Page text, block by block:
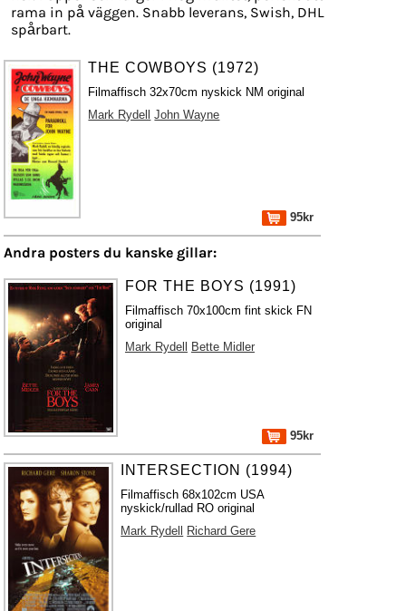
rama in på väggen. Snabb leverans, Swish, DHL
spårbart.
THE COWBOYS (1972)
Filmaffisch 32x70cm nyskick NM original
Mark Rydell
John Wayne
95kr
Andra posters du kanske gillar:
FOR THE BOYS (1991)
Filmaffisch 70x100cm fint skick FN
original
Mark Rydell
Bette Midler
95kr
INTERSECTION (1994)
Filmaffisch 68x102cm USA
nyskick/rullad RO original
Mark Rydell
Richard Gere